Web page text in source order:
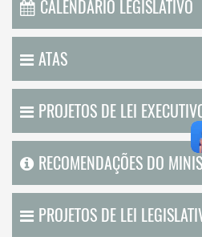
CALENDÁRIO LEGISLATIVO
ATAS
PROJETOS DE LEI
RECOMENDAÇÕES DO
PROJETOS DE LEI